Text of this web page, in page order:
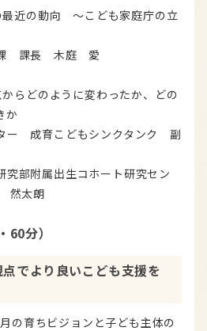
近の動向 ～こども家庭庁の立
課 課長 木庭 愛
らどのように変わったか、どの
か
ー 成育こどもシンクタンク 副
究部附属出生コホート研究セン
太朗
分）
でより良いこども支援を
育ちビジョンと子ども主体の